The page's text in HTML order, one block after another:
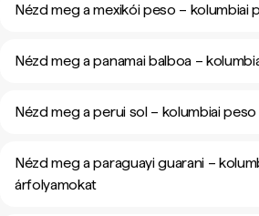
Nézd meg a mexikói peso – kolumbiai
Nézd meg a panamai balboa –
Nézd meg a perui sol – kolumbiai
Nézd meg a paraguayi guarani –
árfolyamokat